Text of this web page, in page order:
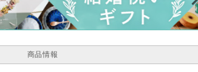
商品情報